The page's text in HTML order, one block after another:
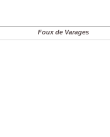
Foux de Varages